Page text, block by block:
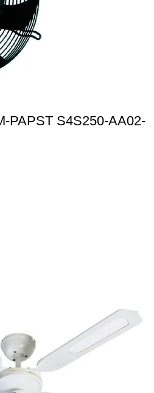
PAPST S4S250-AA02-